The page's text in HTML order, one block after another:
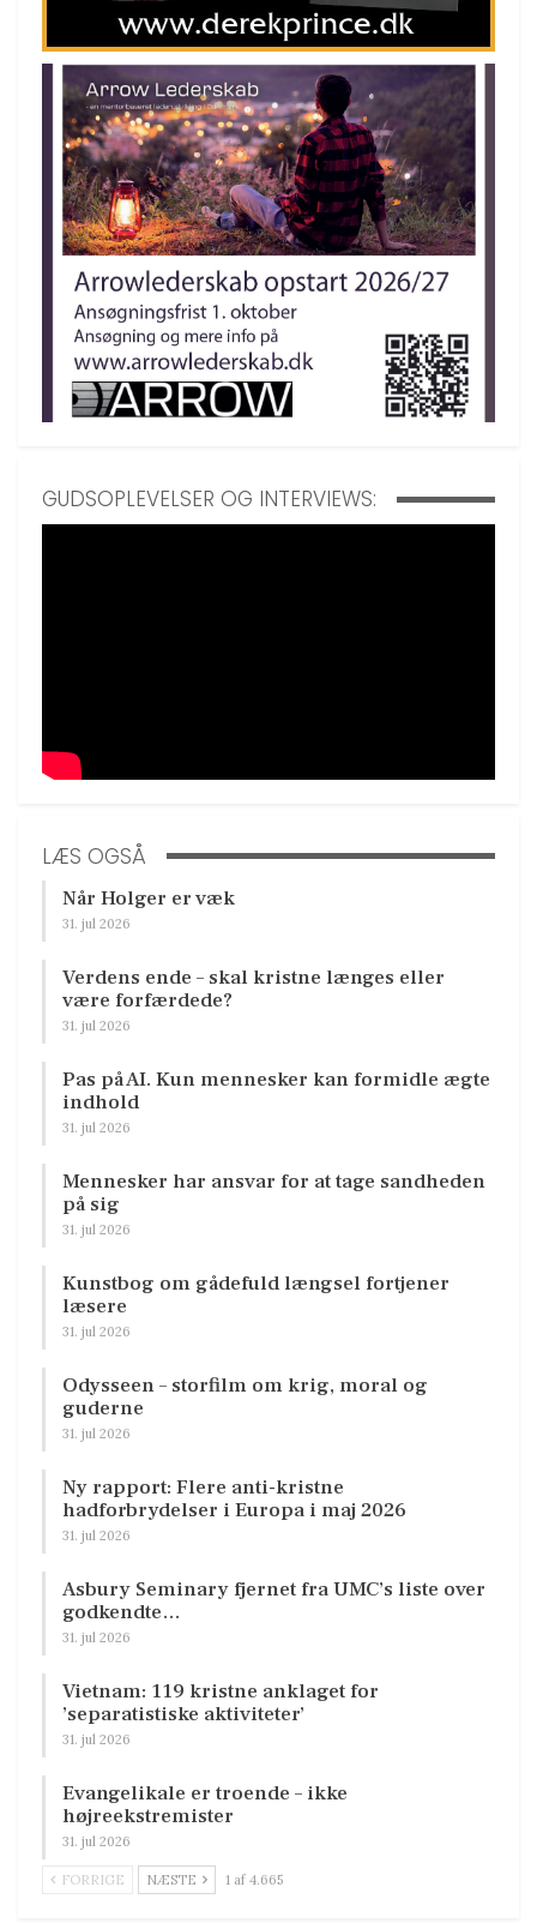
GUDSOPLEVELSER OG INTERVIEWS:
LÆS OGSÅ
Når Holger er væk
31. jul 2026
Verdens ende – skal kristne længes eller
være forfærdede?
31. jul 2026
Pas på AI. Kun mennesker kan formidle ægte
indhold
31. jul 2026
Mennesker har ansvar for at tage sandheden
på sig
31. jul 2026
Kunstbog om gådefuld længsel fortjener
læsere
31. jul 2026
Odysseen – storfilm om krig, moral og
guderne
31. jul 2026
Ny rapport: Flere anti-kristne
hadforbrydelser i Europa i maj 2026
31. jul 2026
Asbury Seminary fjernet fra UMC’s liste over
godkendte…
31. jul 2026
Vietnam: 119 kristne anklaget for
’separatistiske aktiviteter’
31. jul 2026
Evangelikale er troende – ikke
højreekstremister
31. jul 2026
FORRIGE NÆSTE 1 af 4.665